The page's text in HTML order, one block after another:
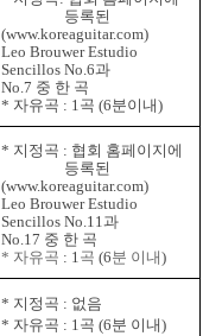
등록된
(www.koreaguitar.com)
Leo Brouwer Estudio
Sencillos No.6과
No.7 중 한 곡
* 자유곡 : 1곡 (6분이내)
* 지정곡 : 협회 홈페이지에
등록된
(www.koreaguitar.com)
Leo Brouwer Estudio
Sencillos No.11과
No.17 중 한 곡
* 자유곡 : 1곡 (6분 이내)
* 지정곡 : 없음
* 자유곡 : 1곡 (6분 이내)